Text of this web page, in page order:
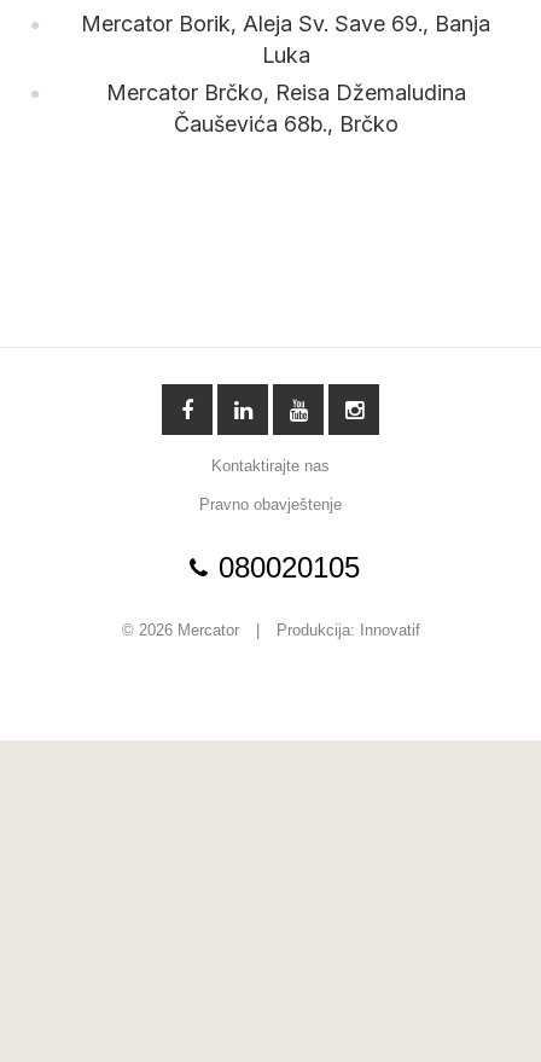
Mercator Borik, Aleja Sv. Save 69., Banja
Luka
Mercator Brčko, Reisa Džemaludina
Čauševića 68b., Brčko
Kontaktirajte nas
Pravno obavještenje
080020105
© 2026 Mercator Produkcija: Innovatif